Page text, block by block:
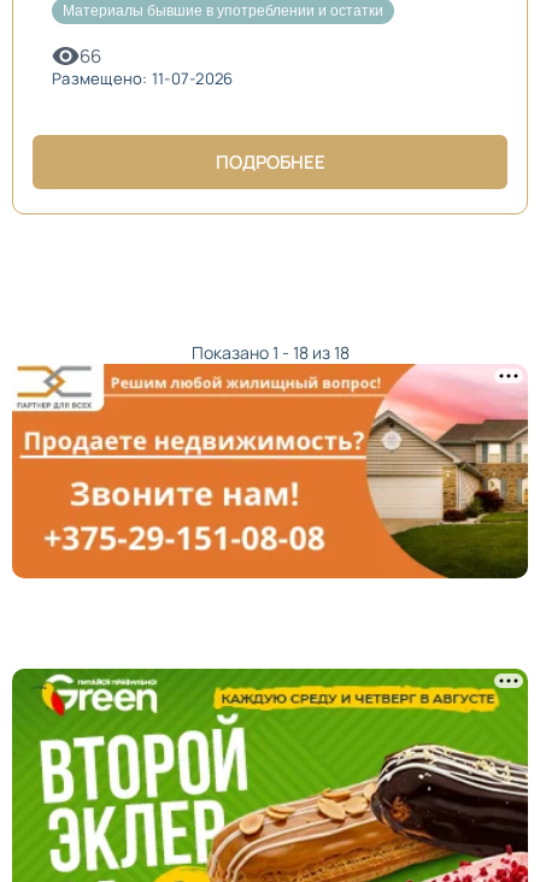
Материалы бывшие в употреблении и остатки
66
Размещено: 11-07-2026
ПОДРОБНЕЕ
Показано 1 - 18 из 18